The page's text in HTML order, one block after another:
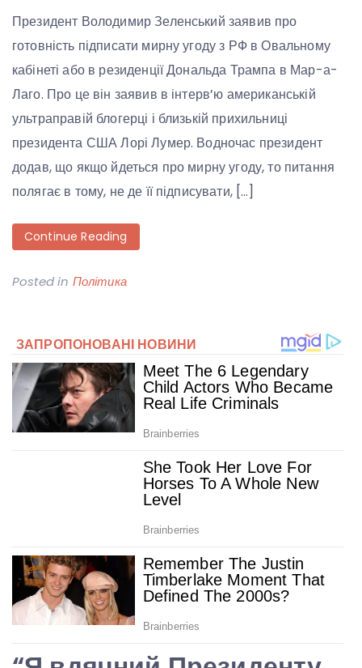
Президент Володимир Зеленський заявив про
готовність підписати мирну угоду з РФ в Овальному
кабінеті або в резиденції Дональда Трампа в Мар-а-
Лаго. Про це він заявив в інтерв’ю американській
ультраправій блогерці і близькій прихильниці
президента США Лорі Лумер. Водночас президент
додав, що якщо йдеться про мирну угоду, то питання
полягає в тому, не де її підписувати, […]
Continue Reading
Posted in Політика